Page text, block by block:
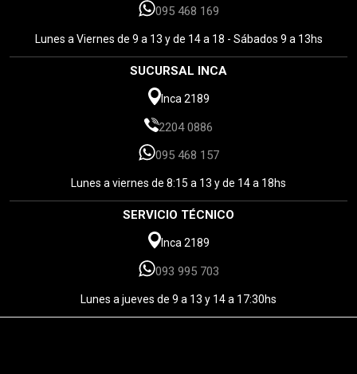
095 468 169
Lunes a Viernes de 9 a 13 y de 14 a 18 - Sábados 9 a 13hs
SUCURSAL INCA
Inca 2189
2204 0886
095 468 157
Lunes a viernes de 8:15 a 13 y de 14 a 18hs
SERVICIO TÉCNICO
Inca 2189
093 995 703
Lunes a jueves de 9 a 13 y 14 a 17:30hs